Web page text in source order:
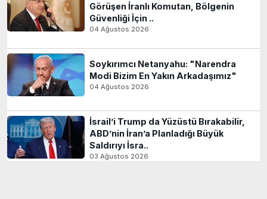
Görüşen İranlı Komutan, Bölgenin
Güvenliği İçin ..
04 Ağustos 2026
Soykırımcı Netanyahu: "Narendra
Modi Bizim En Yakın Arkadaşımız"
04 Ağustos 2026
İsrail’i Trump da Yüzüstü Bırakabilir,
ABD’nin İran’a Planladığı Büyük
Saldırıyı İsra..
03 Ağustos 2026